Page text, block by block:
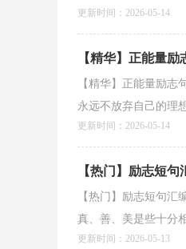
更新时间：2026-05-14
【精华】正能量励
【精华】正能量励
永远不放弃自己的理
更新时间：2026-05-14
【热门】励志短句
【热门】励志短句汇
真、善、美是些十分
更新时间：2026-05-13